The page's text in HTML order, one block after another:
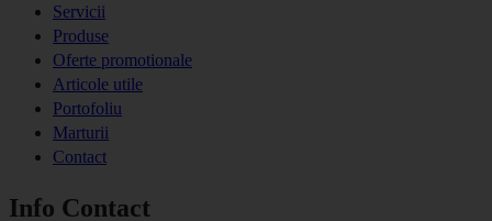
Servicii
Produse
Oferte promotionale
Articole utile
Portofoliu
Marturii
Contact
Info Contact